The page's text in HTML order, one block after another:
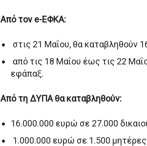
Από τον e-ΕΦΚΑ:
στις 21 Μαΐου, θα καταβληθούν
από τις 18 Μαΐου έως τις 22
εφάπαξ.
Από τη ΔΥΠΑ θα καταβληθούν:
16.000.000 ευρώ σε 27.000
1.000.000 ευρώ σε 1.500